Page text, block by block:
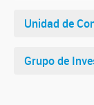
Unidad de
Grupo de